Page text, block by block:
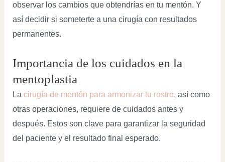
observar los cambios que obtendrías en tu mentón. Y
así decidir si someterte a una cirugía con resultados
permanentes.
Importancia de los cuidados en la
mentoplastia
La cirugía de mentón para armonizar tu rostro, así como
otras operaciones, requiere de cuidados antes y
después. Estos son clave para garantizar la seguridad
del paciente y el resultado final esperado.